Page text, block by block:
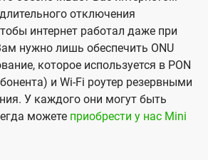
отключения
интернет работал даже при
нужно лишь обеспечить ONU
которое используется в PON
и Wi-Fi роутер резервными
У каждого они могут быть
можете приобрести у нас Mini